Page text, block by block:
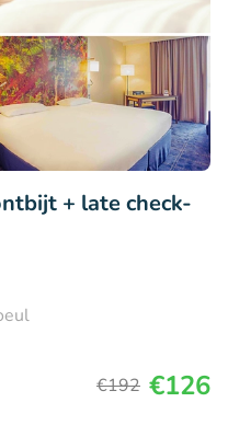
+ late check-
€192 €126